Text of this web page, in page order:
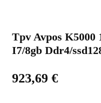
Tpv Avpos
I7/8gb Ddr4/
923,69 €